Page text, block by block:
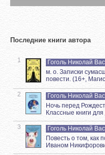
Последние книги автора
1
Гоголь Николай
м. о. Записки
повести. (16+,
2
Гоголь Николай
Ночь перед
Классные книги
3
Гоголь Николай
Повесть о том, как
Иваном